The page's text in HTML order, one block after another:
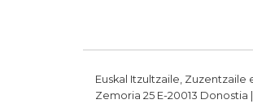
Euskal Itzultzaile,
Zemoria 25 E-20013 Donostia